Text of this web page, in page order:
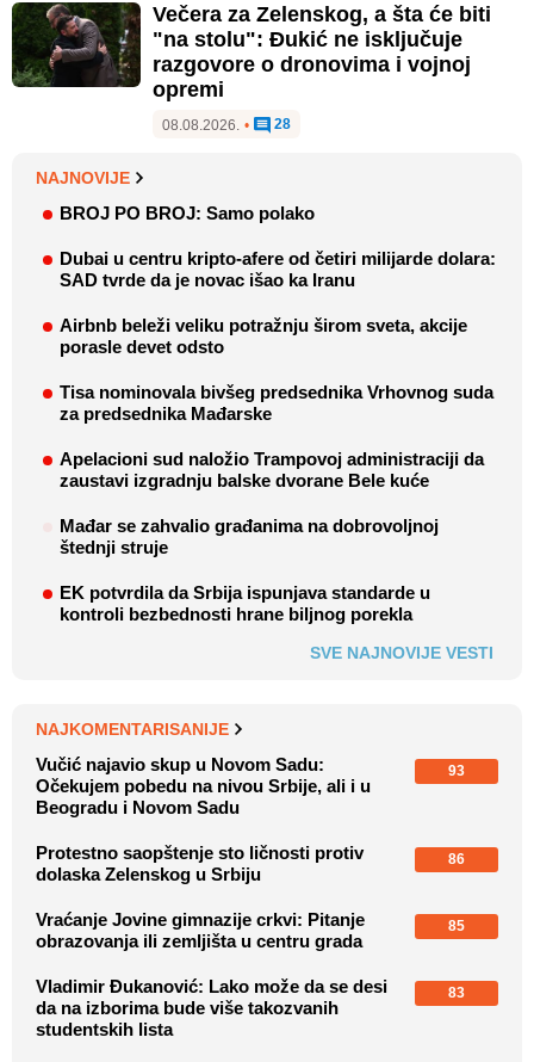
Večera za Zelenskog, a šta će biti
"na stolu": Đukić ne isključuje
razgovore o dronovima i vojnoj
opremi
08.08.2026. • 28
NAJNOVIJE
BROJ PO BROJ: Samo polako
Dubai u centru kripto-afere od četiri milijarde dolara:
SAD tvrde da je novac išao ka Iranu
Airbnb beleži veliku potražnju širom sveta, akcije
porasle devet odsto
Tisa nominovala bivšeg predsednika Vrhovnog suda
za predsednika Mađarske
Apelacioni sud naložio Trampovoj administraciji da
zaustavi izgradnju balske dvorane Bele kuće
Mađar se zahvalio građanima na dobrovoljnoj
štednji struje
EK potvrdila da Srbija ispunjava standarde u
kontroli bezbednosti hrane biljnog porekla
SVE NAJNOVIJE VESTI
NAJKOMENTARISANIJE
Vučić najavio skup u Novom Sadu:
Očekujem pobedu na nivou Srbije, ali i u
Beogradu i Novom Sadu
93
Protestno saopštenje sto ličnosti protiv
dolaska Zelenskog u Srbiju
86
Vraćanje Jovine gimnazije crkvi: Pitanje
obrazovanja ili zemljišta u centru grada
85
Vladimir Đukanović: Lako može da se desi
da na izborima bude više takozvanih
studentskih lista
83